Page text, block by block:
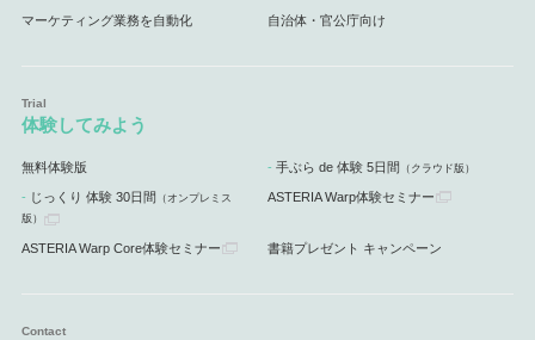
マーケティング業務を自動化 自治体・官公庁向け
体験してみよう
無料体験版 手ぶら de 体験 5日間 （クラウド版）
じっくり 体験 30日間 （オンプレミス
版）
ASTERIA Warp体験セミナー
ASTERIA Warp Core体験セミナー 書籍プレゼント キャンペーン